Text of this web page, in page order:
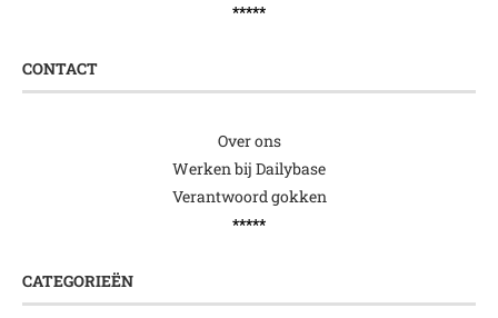
*****
CONTACT
Over ons
Werken bij Dailybase
Verantwoord gokken
*****
CATEGORIEËN